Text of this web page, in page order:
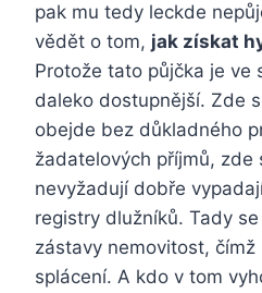
pak mu tedy leckde
vědět o tom, jak získat
Protože tato půjčka je ve
daleko dostupnější. Zde
obejde bez důkladného
žadatelových příjmů, zde
nevyžadují dobře
registry dlužníků. Tady
zástavy nemovitost, čímž
splácení. A kdo v tom